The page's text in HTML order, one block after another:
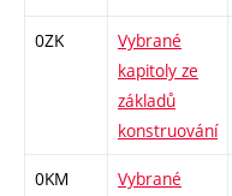
0ZK
Vybrané
kapitoly ze
základů
konstruování
0KM
Vybrané